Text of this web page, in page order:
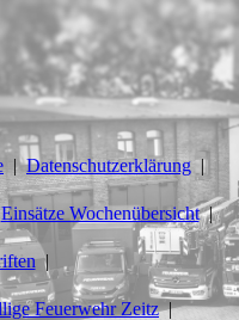
Datenschutzerklärung
Einsätze Wochenübersicht
Feuerwehr Zeitz